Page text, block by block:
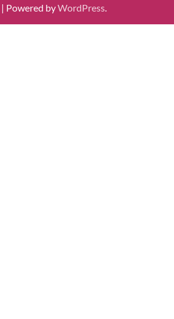
| Powered byWordPress.